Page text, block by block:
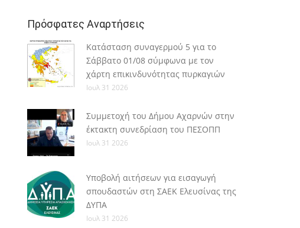
Πρόσφατες Αναρτήσεις
Κατάσταση συναγερμού 5 για το
Σάββατο 01/08 σύμφωνα με τον
χάρτη επικινδυνότητας πυρκαγιών
Ιουλ 31 2026
Συμμετοχή του Δήμου Αχαρνών στην
έκτακτη συνεδρίαση του ΠΕΣΟΠΠ
Ιουλ 31 2026
Υποβολή αιτήσεων για εισαγωγή
σπουδαστών στη ΣΑΕΚ Ελευσίνας της
ΔΥΠΑ
Ιουλ 31 2026